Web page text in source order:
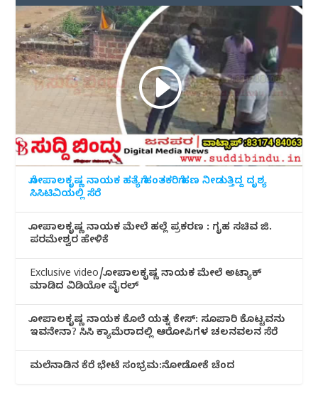
ಗೋಪಾಲಕೃಷ್ಣ ನಾಯಕ ಹತ್ಯೆಗೆ ಹಂತಕರಿಗೆ ಹಣ ನೀಡುತ್ತಿದ್ದ ದೃಶ್ಯ
ಸಿಸಿಟಿವಿಯಲ್ಲಿ ಸೆರೆ
ಗೋಪಾಲಕೃಷ್ಣ ನಾಯಕ ಮೇಲೆ ಹಲ್ಲೆ ಪ್ರಕರಣ : ಗೃಹ ಸಚಿವ ಜಿ.
ಪರಮೇಶ್ವರ ಹೇಳಿಕೆ
Exclusive video/ಗೋಪಾಲಕೃಷ್ಣ ನಾಯಕ ಮೇಲೆ ಅಟ್ಯಾಕ್
ಮಾಡಿದ ವಿಡಿಯೋ ವೈರಲ್
ಗೋಪಾಲಕೃಷ್ಣ ನಾಯಕ ಕೊಲೆ ಯತ್ನ ಕೇಸ್: ಸೂಪಾರಿ ಕೊಟ್ಟವನು
ಇವನೇನಾ? ಸಿಸಿ ಕ್ಯಾಮೆರಾದಲ್ಲಿ ಆರೋಪಿಗಳ ಚಲನವಲನ ಸೆರೆ
ಮಲೆನಾಡಿ‌ನ ಕೆರೆ ಭೇಟೆ ಸಂಭ್ರಮ:ನೋಡೋಕೆ ಚೆಂದ